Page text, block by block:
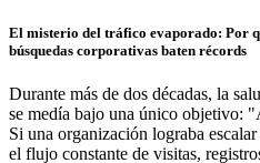
El misterio del tráfico evaporado: Por
búsquedas corporativas baten récords
Durante más de dos décadas, la
se medía bajo una único objetivo:
Si una organización lograba
el flujo constante de visitas,